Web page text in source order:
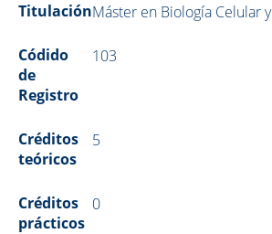
TitulaciónMáster en Biología Celular
Códido
de
Registro
103
Créditos
teóricos
5
Créditos
prácticos
0